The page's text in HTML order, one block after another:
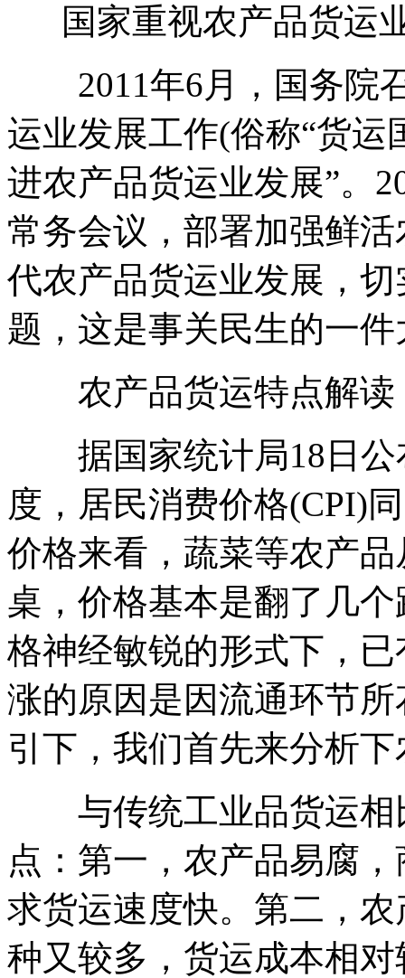
C**1
想发一批带电池的
请问一下有什么渠
道可以...
匿名用户
些，我天天发小包
到你...
之前在你们公司发
想问一下可以发仿
牌手机吗...
发货很快，当天拿
来的快递，第二天
就可以上网查到跟
踪号了。...
匿名用户
价格查询功能很
好，价格透明一目
我很喜欢用你们的
系统，能够为大客
户着想...
国家重视农产品货运
2011年6月，国务院
运业发展工作(俗称“货运
进农产品货运业发展”。
常务会议，部署加强鲜
代农产品货运业发展，
题，这是事关民生的一件
农产品货运特点解读
据国家统计局18日公
度，居民消费价格(CPI)
价格来看，蔬菜等农产
桌，价格基本是翻了几
格神经敏锐的形式下，
涨的原因是因流通环节
引下，我们首先来分析
与传统工业品货运相
点：第一，农产品易腐
求货运速度快。第二，
种又较多，货运成本相